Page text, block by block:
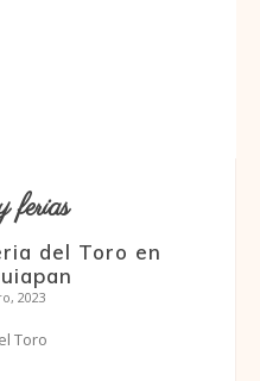
ferias
del Toro en
2023
Toro